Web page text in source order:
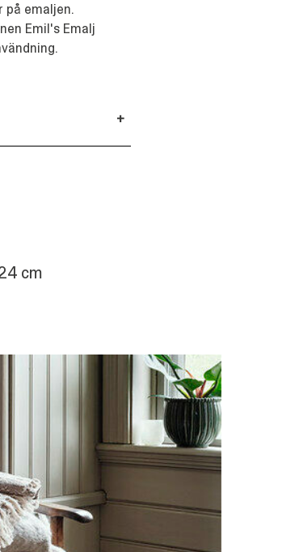
emaljen.
Emil's Emalj
+
cm